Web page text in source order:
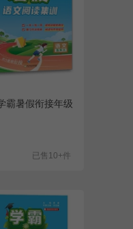
霸暑假衔接年级
已售10+件